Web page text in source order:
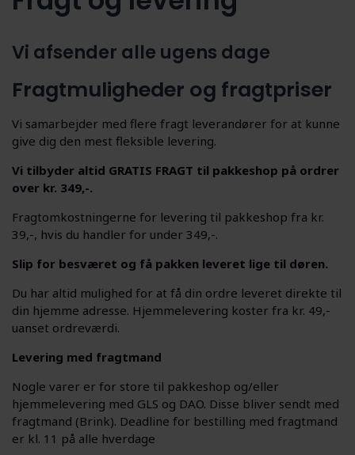
Vi afsender alle ugens dage
Fragtmuligheder og fragtpriser
Vi samarbejder med flere fragt leverandører for at kunne
give dig den mest fleksible levering.
Vi tilbyder altid GRATIS FRAGT til pakkeshop på ordrer
over kr. 349,-.
Fragtomkostningerne for levering til pakkeshop fra kr.
39,-, hvis du handler for under 349,-.
Slip for besværet og få pakken leveret lige til døren.
Du har altid mulighed for at få din ordre leveret direkte til
din hjemme adresse. Hjemmelevering koster fra kr. 49,-
uanset ordreværdi.
Levering med fragtmand
Nogle varer er for store til pakkeshop og/eller
hjemmelevering med GLS og DAO. Disse bliver sendt med
fragtmand (Brink). Deadline for bestilling med fragtmand
er kl. 11 på alle hverdage